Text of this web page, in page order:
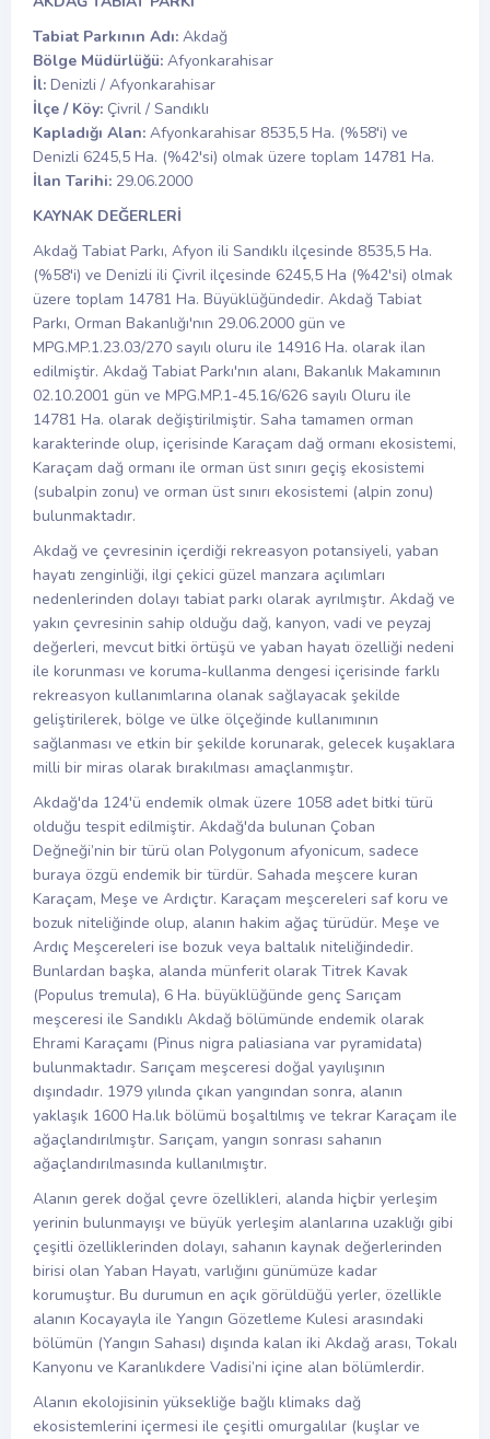
Tabiat Parkının Adı: Akdağ
Bölge Müdürlüğü: Afyonkarahisar
İl: Denizli / Afyonkarahisar
İlçe / Köy: Çivril / Sandıklı
Kapladığı Alan: Afyonkarahisar 8535,5 Ha. (%58'i) ve
Denizli 6245,5 Ha. (%42'si) olmak üzere toplam 14781 Ha.
İlan Tarihi: 29.06.2000
KAYNAK DEĞERLERİ
Akdağ Tabiat Parkı, Afyon ili Sandıklı ilçesinde 8535,5 Ha.
(%58'i) ve Denizli ili Çivril ilçesinde 6245,5 Ha (%42'si) olmak
üzere toplam 14781 Ha. Büyüklüğündedir. Akdağ Tabiat
Parkı, Orman Bakanlığı'nın 29.06.2000 gün ve
MPG.MP.1.23.03/270 sayılı oluru ile 14916 Ha. olarak ilan
edilmiştir. Akdağ Tabiat Parkı'nın alanı, Bakanlık Makamının
02.10.2001 gün ve MPG.MP.1-45.16/626 sayılı Oluru ile
14781 Ha. olarak değiştirilmiştir. Saha tamamen orman
karakterinde olup, içerisinde Karaçam dağ ormanı ekosistemi,
Karaçam dağ ormanı ile orman üst sınırı geçiş ekosistemi
(subalpin zonu) ve orman üst sınırı ekosistemi (alpin zonu)
bulunmaktadır.
Akdağ ve çevresinin içerdiği rekreasyon potansiyeli, yaban
hayatı zenginliği, ilgi çekici güzel manzara açılımları
nedenlerinden dolayı tabiat parkı olarak ayrılmıştır. Akdağ ve
yakın çevresinin sahip olduğu dağ, kanyon, vadi ve peyzaj
değerleri, mevcut bitki örtüşü ve yaban hayatı özelliği nedeni
ile korunması ve koruma-kullanma dengesi içerisinde farklı
rekreasyon kullanımlarına olanak sağlayacak şekilde
geliştirilerek, bölge ve ülke ölçeğinde kullanımının
sağlanması ve etkin bir şekilde korunarak, gelecek kuşaklara
milli bir miras olarak bırakılması amaçlanmıştır.
Akdağ'da 124'ü endemik olmak üzere 1058 adet bitki türü
olduğu tespit edilmiştir. Akdağ'da bulunan Çoban
Değneği’nin bir türü olan Polygonum afyonicum, sadece
buraya özgü endemik bir türdür. Sahada meşcere kuran
Karaçam, Meşe ve Ardıçtır. Karaçam meşcereleri saf koru ve
bozuk niteliğinde olup, alanın hakim ağaç türüdür. Meşe ve
Ardıç Meşcereleri ise bozuk veya baltalık niteliğindedir.
Bunlardan başka, alanda münferit olarak Titrek Kavak
(Populus tremula), 6 Ha. büyüklüğünde genç Sarıçam
meşceresi ile Sandıklı Akdağ bölümünde endemik olarak
Ehrami Karaçamı (Pinus nigra paliasiana var pyramidata)
bulunmaktadır. Sarıçam meşceresi doğal yayılışının
dışındadır. 1979 yılında çıkan yangından sonra, alanın
yaklaşık 1600 Ha.lık bölümü boşaltılmış ve tekrar Karaçam ile
ağaçlandırılmıştır. Sarıçam, yangın sonrası sahanın
ağaçlandırılmasında kullanılmıştır.
Alanın gerek doğal çevre özellikleri, alanda hiçbir yerleşim
yerinin bulunmayışı ve büyük yerleşim alanlarına uzaklığı gibi
çeşitli özelliklerinden dolayı, sahanın kaynak değerlerinden
birisi olan Yaban Hayatı, varlığını günümüze kadar
korumuştur. Bu durumun en açık görüldüğü yerler, özellikle
alanın Kocayayla ile Yangın Gözetleme Kulesi arasındaki
bölümün (Yangın Sahası) dışında kalan iki Akdağ arası, Tokalı
Kanyonu ve Karanlıkdere Vadisi’ni içine alan bölümlerdir.
Alanın ekolojisinin yüksekliğe bağlı klimaks dağ
ekosistemlerini içermesi ile çeşitli omurgalılar (kuşlar ve